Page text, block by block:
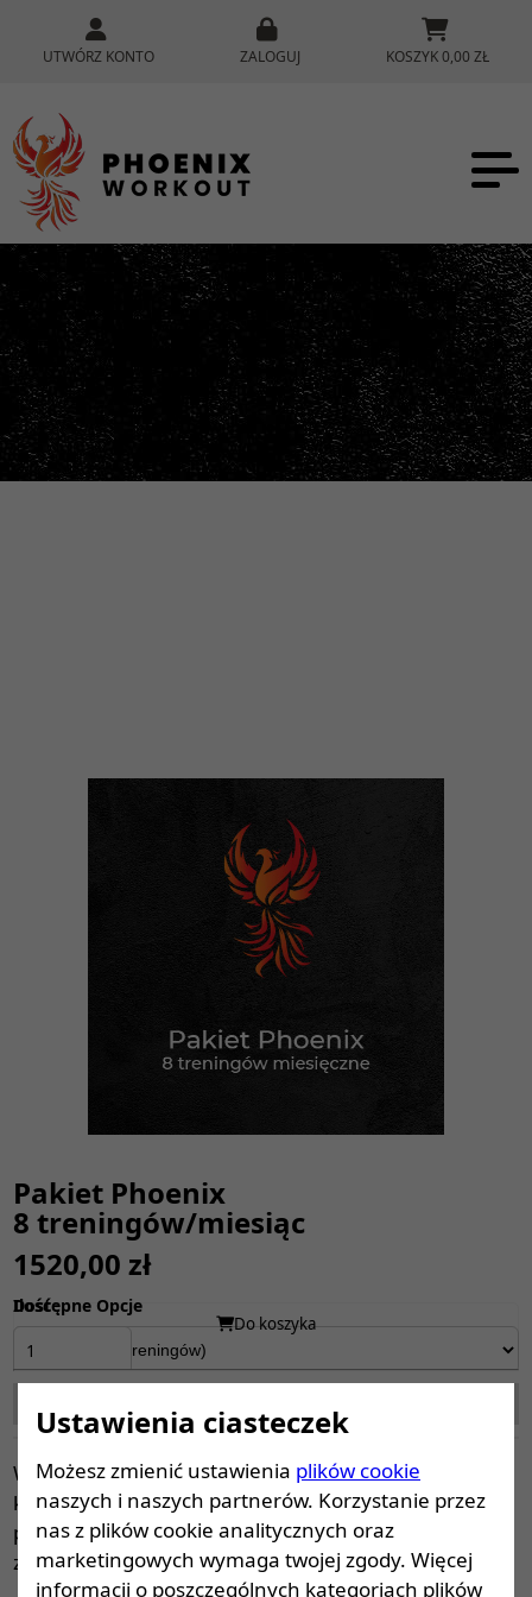
UTWÓRZ KONTO ZALOGUJ KOSZYK 0,00 ZŁ
Pakiet Phoenix
8 treningów/miesiąc
1520,00 zł
Dostępne Opcje
Ilość
Do koszyka
Współpraca z trenerami Olą lub Kacprem. Dla osób,
które potrzebują intensywniejszego wsparcia,
pewności efektów i zależy im na szybkich,
zauważalnych rezultatach.
Ustawienia ciasteczek
Możesz zmienić ustawienia plików cookie
naszych i naszych partnerów. Korzystanie przez
nas z plików cookie analitycznych oraz
marketingowych wymaga twojej zgody. Więcej
informacji o poszczególnych kategoriach plików